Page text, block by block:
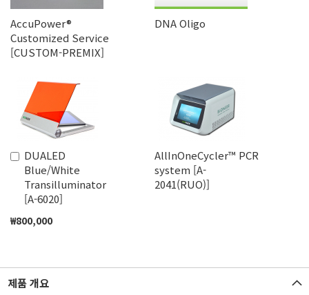
AccuPower®
Customized Service
[CUSTOM-PREMIX]
DNA Oligo
DUALED
Blue/White
Transilluminator
[A-6020]
₩800,000
장
바
구
니
추
AllInOneCycler™ PCR
system [A-
2041(RUO)]
제품 개요